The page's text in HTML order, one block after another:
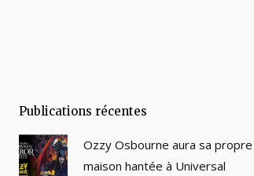
Publications récentes
Ozzy Osbourne aura sa propre
maison hantée à Universal